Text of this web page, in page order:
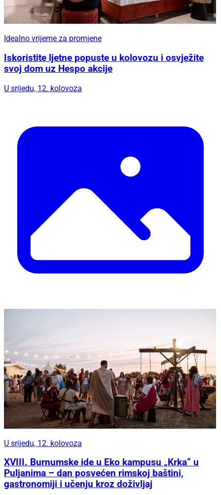
Idealno vrijeme za promjene
Iskoristite ljetne popuste u kolovozu i osvježite
svoj dom uz Hespo akcije
U srijedu, 12. kolovoza
U srijedu, 12. kolovoza
XVIII. Burnumske ide u Eko kampusu „Krka“ u
Puljanima – dan posvećen rimskoj baštini,
gastronomiji i učenju kroz doživljaj